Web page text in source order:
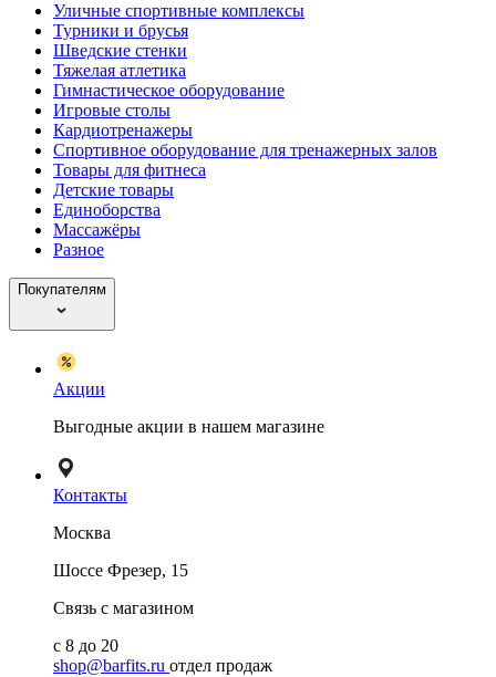
Уличные спортивные комплексы
Турники и брусья
Шведские стенки
Тяжелая атлетика
Гимнастическое оборудование
Игровые столы
Кардиотренажеры
Спортивное оборудование для тренажерных залов
Товары для фитнеса
Детские товары
Единоборства
Массажёры
Разное
Покупателям
Акции
Выгодные акции в нашем магазине
Контакты
Москва
Шоссе Фрезер, 15
Связь с магазином
с 8 до 20
shop@barfits.ru отдел продаж